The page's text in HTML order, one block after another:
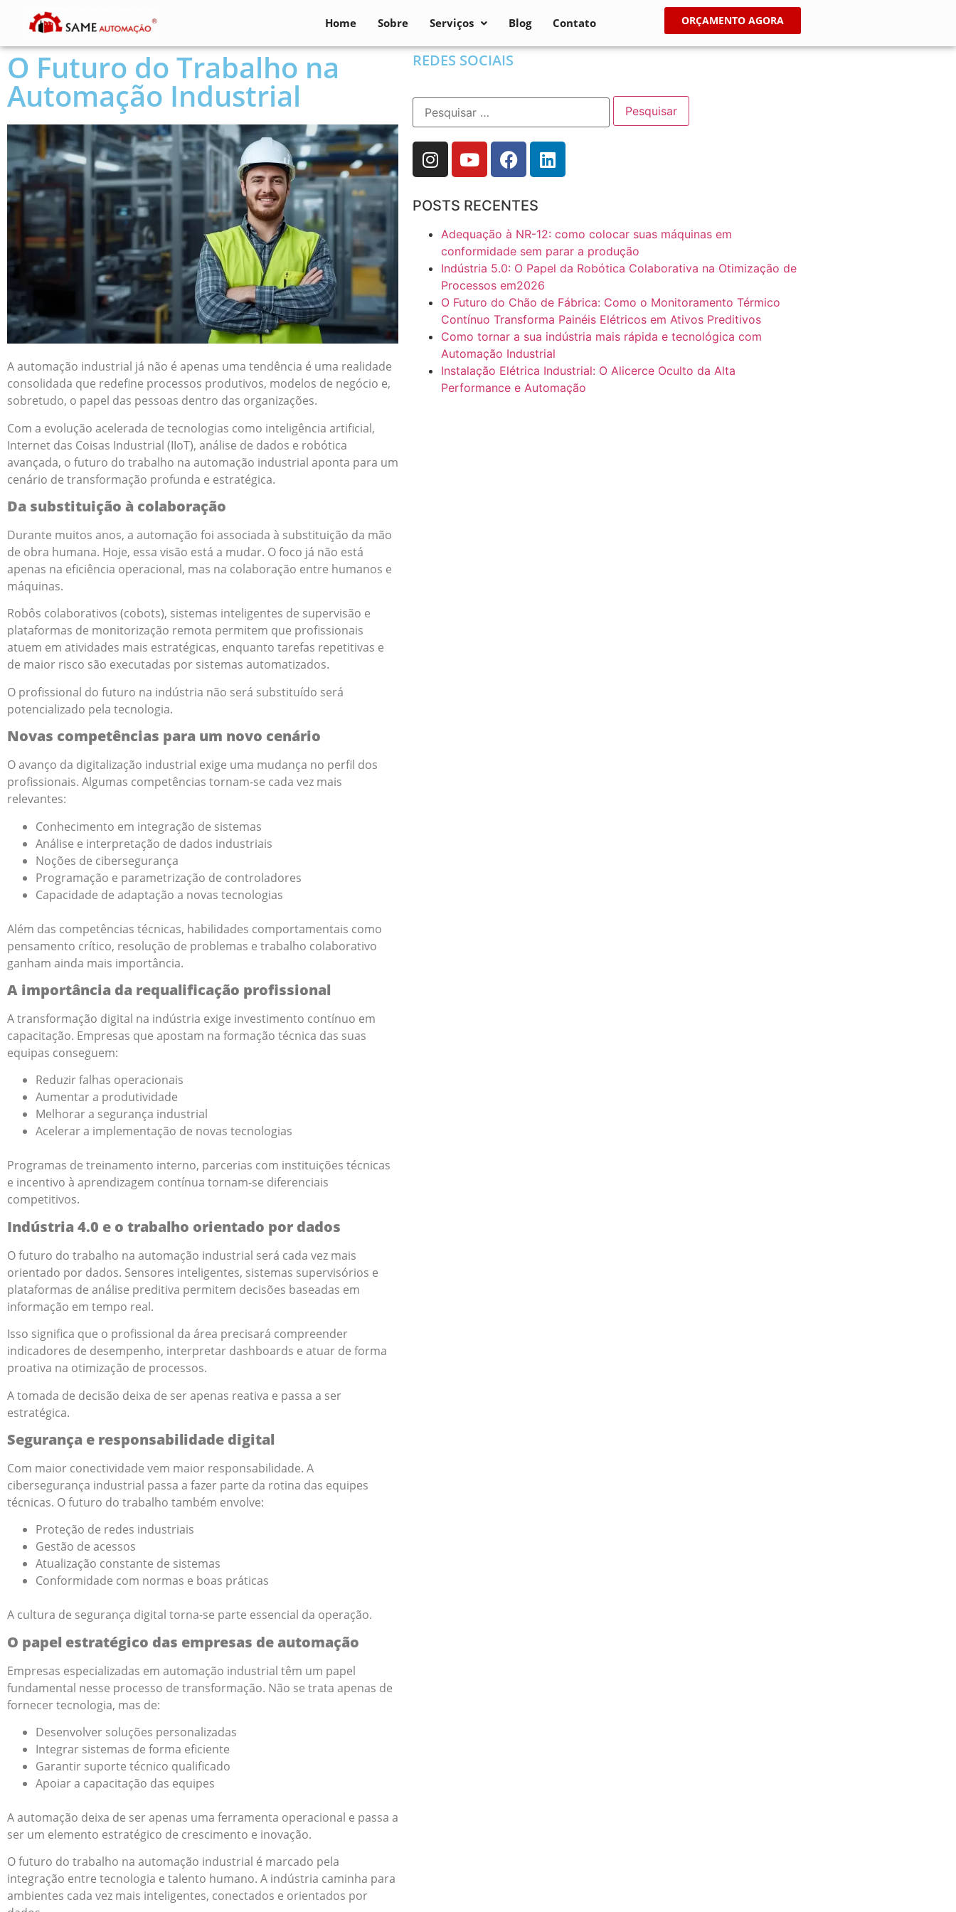
Home Sobre Serviços Blog Contato ORÇAMENTO AGORA
O Futuro do Trabalho na
Automação Industrial
A automação industrial já não é apenas uma tendência é uma realidade
consolidada que redefine processos produtivos, modelos de negócio e,
sobretudo, o papel das pessoas dentro das organizações.
Com a evolução acelerada de tecnologias como inteligência artificial,
Internet das Coisas Industrial (IIoT), análise de dados e robótica
avançada, o futuro do trabalho na automação industrial aponta para um
cenário de transformação profunda e estratégica.
Da substituição à colaboração
Durante muitos anos, a automação foi associada à substituição da mão
de obra humana. Hoje, essa visão está a mudar. O foco já não está
apenas na eficiência operacional, mas na colaboração entre humanos e
máquinas.
Robôs colaborativos (cobots), sistemas inteligentes de supervisão e
plataformas de monitorização remota permitem que profissionais
atuem em atividades mais estratégicas, enquanto tarefas repetitivas e
de maior risco são executadas por sistemas automatizados.
O profissional do futuro na indústria não será substituído será
potencializado pela tecnologia.
Novas competências para um novo cenário
O avanço da digitalização industrial exige uma mudança no perfil dos
profissionais. Algumas competências tornam-se cada vez mais
relevantes:
Conhecimento em integração de sistemas
Análise e interpretação de dados industriais
Noções de cibersegurança
Programação e parametrização de controladores
Capacidade de adaptação a novas tecnologias
Além das competências técnicas, habilidades comportamentais como
pensamento crítico, resolução de problemas e trabalho colaborativo
ganham ainda mais importância.
A importância da requalificação profissional
A transformação digital na indústria exige investimento contínuo em
capacitação. Empresas que apostam na formação técnica das suas
equipas conseguem:
Reduzir falhas operacionais
Aumentar a produtividade
Melhorar a segurança industrial
Acelerar a implementação de novas tecnologias
Programas de treinamento interno, parcerias com instituições técnicas
e incentivo à aprendizagem contínua tornam-se diferenciais
competitivos.
Indústria 4.0 e o trabalho orientado por dados
O futuro do trabalho na automação industrial será cada vez mais
orientado por dados. Sensores inteligentes, sistemas supervisórios e
plataformas de análise preditiva permitem decisões baseadas em
informação em tempo real.
Isso significa que o profissional da área precisará compreender
indicadores de desempenho, interpretar dashboards e atuar de forma
proativa na otimização de processos.
A tomada de decisão deixa de ser apenas reativa e passa a ser
estratégica.
Segurança e responsabilidade digital
Com maior conectividade vem maior responsabilidade. A
cibersegurança industrial passa a fazer parte da rotina das equipes
técnicas. O futuro do trabalho também envolve:
Proteção de redes industriais
Gestão de acessos
Atualização constante de sistemas
Conformidade com normas e boas práticas
A cultura de segurança digital torna-se parte essencial da operação.
O papel estratégico das empresas de automação
Empresas especializadas em automação industrial têm um papel
fundamental nesse processo de transformação. Não se trata apenas de
fornecer tecnologia, mas de:
Desenvolver soluções personalizadas
Integrar sistemas de forma eficiente
Garantir suporte técnico qualificado
Apoiar a capacitação das equipes
A automação deixa de ser apenas uma ferramenta operacional e passa a
ser um elemento estratégico de crescimento e inovação.
O futuro do trabalho na automação industrial é marcado pela
integração entre tecnologia e talento humano. A indústria caminha para
ambientes cada vez mais inteligentes, conectados e orientados por
REDES SOCIAIS
POSTS RECENTES
Adequação à NR-12: como colocar suas máquinas em
conformidade sem parar a produção
Indústria 5.0: O Papel da Robótica Colaborativa na Otimização de
Processos em2026
O Futuro do Chão de Fábrica: Como o Monitoramento Térmico
Contínuo Transforma Painéis Elétricos em Ativos Preditivos
Como tornar a sua indústria mais rápida e tecnológica com
Automação Industrial
Instalação Elétrica Industrial: O Alicerce Oculto da Alta
Performance e Automação